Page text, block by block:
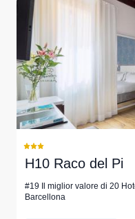
H10 Raco del Pi
#19 Il miglior valore di 20
Barcellona